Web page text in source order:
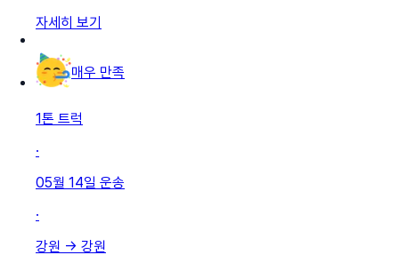
자세히 보기
매우 만족
1톤 트럭
·
05월 14일 운송
·
강원 → 강원